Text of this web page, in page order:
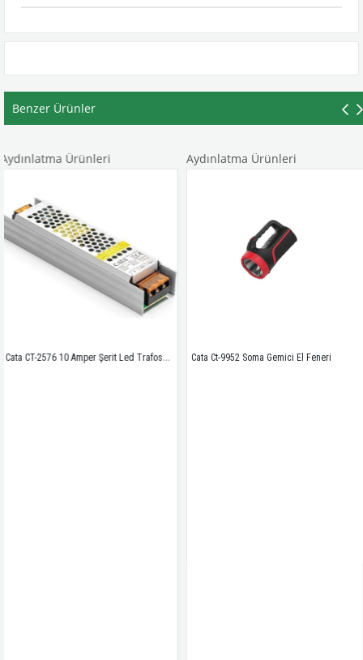
Benzer Ürünler
Ürünleri
Cata CT-2576 10 Amper Şerit Led Trafosu 120W Slim Model 3 Çip
Aydınlatma Ürünleri
Cata Ct-9952 Soma Gemici El Feneri